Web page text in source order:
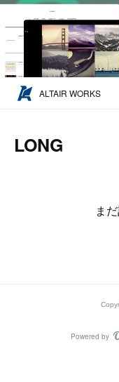
ALTAIR WORKS
LONG
ま
Powered by